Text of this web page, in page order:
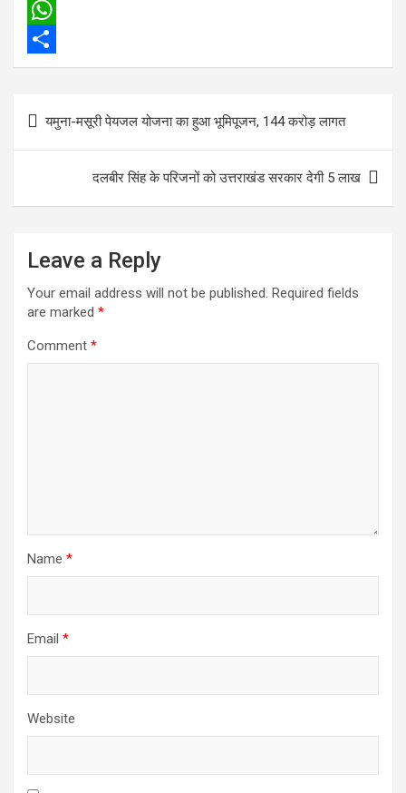
c
e
b
o
k
w
t
e
r
E
m
a
l
W
h
t
s
S
a
r
Post
navigation
यमुना-मसूरी पेयजल योजना का हुआ भूमिपूजन, 144 करोड़ लागत
दलबीर सिंह के परिजनों को उत्तराखंड सरकार देगी 5 लाख
Leave a Reply
Your email address will not be published. Required fields
are marked *
Comment *
Name *
Email *
Website